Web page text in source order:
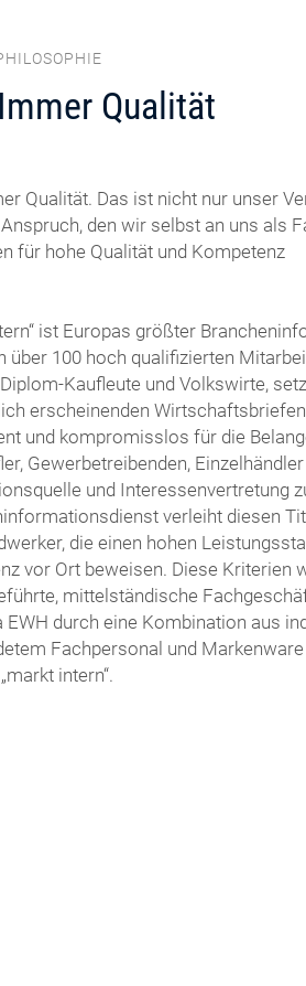
Qualität
Qualität. Das ist nicht nur unser
den wir selbst an uns als
für hohe Qualität und Kompetenz
ist Europas größter
über 100 hoch qualifizierten
Kaufleute und Volkswirte,
erscheinenden
und kompromisslos für die
Gewerbetreibenden,
und Interessenvertretung
verleiht diesen
die einen hohen
vor Ort beweisen. Diese Kriterien
mittelständische
EWH durch eine Kombination aus
Fachpersonal und
intern“.